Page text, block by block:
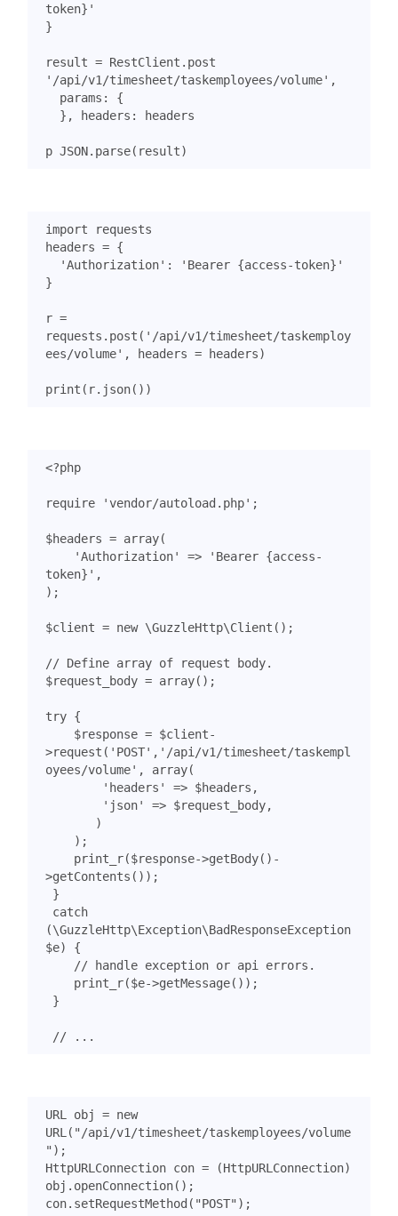
token}'
}
result = RestClient . post
'/api/v1/timesheet/taskemployees/volume' ,
params :
{
},
headers : headers
p JSON. parse( result)
import
requests
headers = {
'Authorization' :
'Bearer {access-token}'
}
r =
requests . post ( '/api/v1/timesheet/taskemploy
ees/volume' , headers = headers)
print ( r. json())
<?php
require 'vendor/autoload.php' ;
$headers = array(
'Authorization'
=>
'Bearer {access-
token}' ,
);
$client = new \GuzzleHttp\Client ();
$request_body = array();
try {
$response = $client-
>request ( 'POST' , '/api/v1/timesheet/taskempl
oyees/volume' , array(
'headers'
=> $headers ,
'json'
=> $request_body,
)
);
print_r($response->getBody() -
>getContents ());
}
catch
(\GuzzleHttp\Exception\BadResponseException
$e)
{
print_r($e->getMessage());
}
URL obj = new
URL ( "/api/v1/timesheet/taskemployees/volume
" );
HttpURLConnection con = (HttpURLConnection)
obj . openConnection();
con. setRequestMethod ( "POST" );